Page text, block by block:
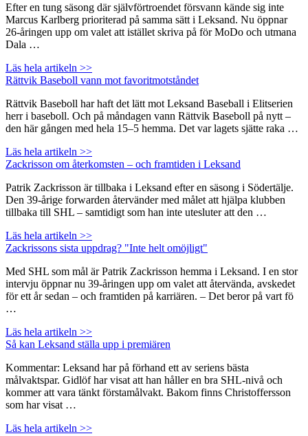
Efter en tung säsong där självförtroendet försvann kände sig inte
Marcus Karlberg prioriterad på samma sätt i Leksand. Nu öppnar
26-åringen upp om valet att istället skriva på för MoDo och utmana
Dala …
Läs hela artikeln >>
Rättvik Baseboll vann mot favoritmotståndet
Rättvik Baseboll har haft det lätt mot Leksand Baseball i Elitserien
herr i baseboll. Och på måndagen vann Rättvik Baseboll på nytt –
den här gången med hela 15–5 hemma. Det var lagets sjätte raka …
Läs hela artikeln >>
Zackrisson om återkomsten – och framtiden i Leksand
Patrik Zackrisson är tillbaka i Leksand efter en säsong i Södertälje.
Den 39-årige forwarden återvänder med målet att hjälpa klubben
tillbaka till SHL – samtidigt som han inte utesluter att den …
Läs hela artikeln >>
Zackrissons sista uppdrag? "Inte helt omöjligt"
Med SHL som mål är Patrik Zackrisson hemma i Leksand. I en stor
intervju öppnar nu 39-åringen upp om valet att återvända, avskedet
för ett år sedan – och framtiden på karriären. – Det beror på vart fö
…
Läs hela artikeln >>
Så kan Leksand ställa upp i premiären
Kommentar: Leksand har på förhand ett av seriens bästa
målvaktspar. Gidlöf har visat att han håller en bra SHL-nivå och
kommer att vara tänkt förstamålvakt. Bakom finns Christoffersson
som har visat …
Läs hela artikeln >>